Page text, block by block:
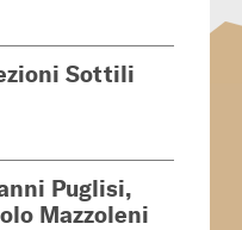
Sottili
Puglisi,
Mazzoleni